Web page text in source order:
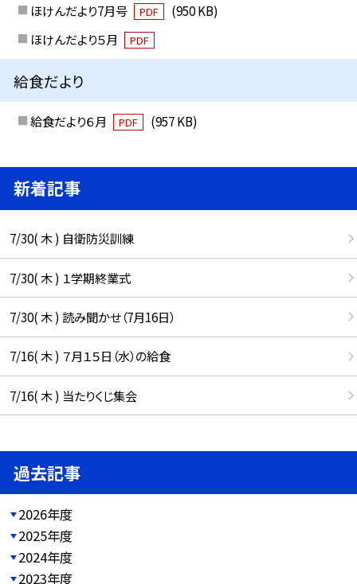
ほけんだより7月号
PDF
(950 KB)
ほけんだより５月
PDF
給食だより
給食だより６月 PDF (957 KB)
新着記事
7/30( 木 ) 自衛防災訓練
7/30( 木 ) １学期終業式
7/30( 木 ) 読み聞かせ（7月16日）
7/16( 木 ) ７月１５日（水）の給食
7/16( 木 ) 当たりくじ集会
過去記事
2026年度
2025年度
2024年度
2023年度